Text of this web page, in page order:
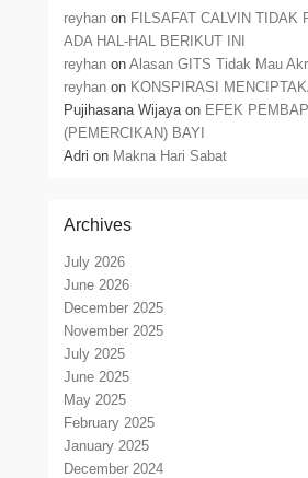
reyhan on FILSAFAT CALVIN TIDAK
ADA HAL-HAL BERIKUT INI
reyhan onAlasan GITS Tidak Mau
reyhan on KONSPIRASI
Pujihasana Wijayaon EFEK
(PEMERCIKAN) BAYI
Adri on Makna Hari Sabat
Archives
July 2026
June 2026
December 2025
November 2025
July 2025
June 2025
May 2025
February 2025
January 2025
December 2024